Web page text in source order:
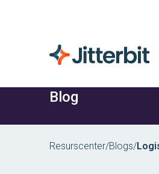
Blog
Resurscenter/Blogs/